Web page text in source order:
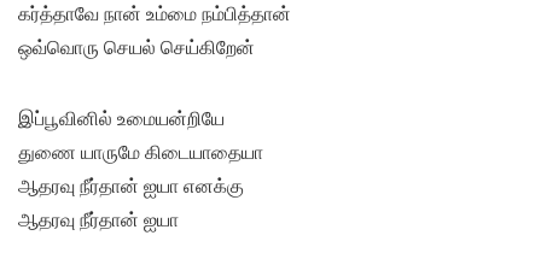
கர்த்தாவே நான் உம்மை நம்பித்தான்
ஒவ்வொரு செயல் செய்கிறேன்
இப்பூவினில் உமையன்றியே
துணை யாருமே கிடையாதையா
ஆதரவு நீர்தான் ஐயா எனக்கு
ஆதரவு நீர்தான் ஐயா